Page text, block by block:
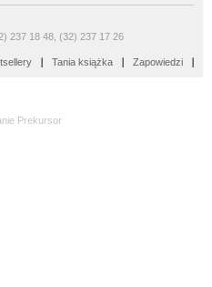
237 18 48, (32) 237 17 26
Tania książka Zapowiedzi
Prekursor